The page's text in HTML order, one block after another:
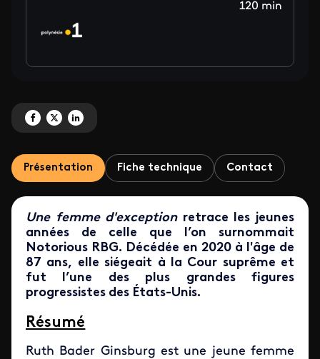
120 min
Partagez 'Une femme d'exception' sur Facebook
Partagez 'Une femme d'exception' sur X
Partagez 'Une femme d'exception' sur LinkedIn
Présentation Fiche technique Contact
Une femme d'exceptionretrace les jeunes
années de celle que l’on surnommait
Notorious RBG. Décédée en 2020 à l'âge de
87 ans, elle siégeait à la Cour suprême et
fut l’une des plus grandes figures
progressistes des États-Unis.
Résumé
Ruth Bader Ginsburg est une jeune femme